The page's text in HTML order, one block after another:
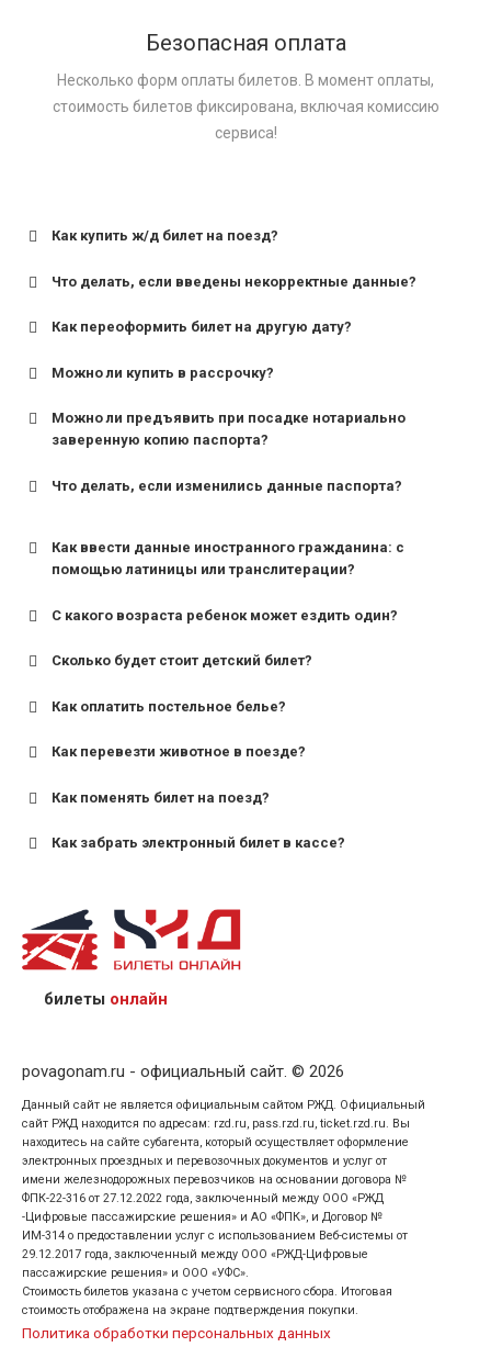
Безопасная оплата
Несколько форм оплаты билетов. В момент оплаты,
стоимость билетов фиксирована, включая комиссию
сервиса!
Как купить ж/д билет на поезд?
Что делать, если введены некорректные данные?
Как переоформить билет на другую дату?
Можно ли купить в рассрочку?
Можно ли предъявить при посадке нотариально
заверенную копию паспорта?
Что делать, если изменились данные паспорта?
Как ввести данные иностранного гражданина: с
помощью латиницы или транслитерации?
С какого возраста ребенок может ездить один?
для поездов дальнего следования — от 10 лет и
для пригородных поездов — от 7 лет.
Сколько будет стоит детский билет?
Как оплатить постельное белье?
Как перевезти животное в поезде?
Как поменять билет на поезд?
Как забрать электронный билет в кассе?
назвав кассиру 14-значный номер заказа;
предъявив удостоверение личности пассажира, на
кого оформлен билет.
билеты онлайн
povagonam.ru - официальный сайт. © 2026
Данный сайт не является официальным сайтом РЖД. Официальный
сайт РЖД находится по адресам: rzd.ru, pass.rzd.ru, ticket.rzd.ru. Вы
находитесь на сайте субагента, который осуществляет оформление
электронных проездных и перевозочных документов и услуг от
имени железнодорожных перевозчиков на основании договора №
ФПК-22-316 от 27.12.2022 года, заключенный между ООО «РЖД
-Цифровые пассажирские решения» и АО «ФПК», и Договор №
ИМ-314 о предоставлении услуг с использованием Веб-системы от
29.12.2017 года, заключенный между ООО «РЖД-Цифровые
пассажирские решения» и ООО «УФС».
Стоимость билетов указана с учетом сервисного сбора. Итоговая
стоимость отображена на экране подтверждения покупки.
Политика обработки персональных данных